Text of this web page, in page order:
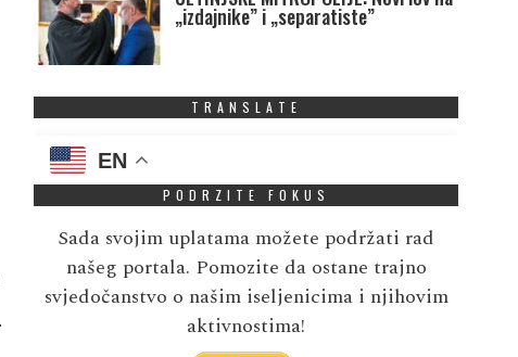
„izdajnike” i „separatiste”
TRANSLATE
EN
PODRZITE FOKUS
Sada svojim uplatama možete podržati rad
našeg portala. Pomozite da ostane trajno
svjedočanstvo o našim iseljenicima i njihovim
aktivnostima!